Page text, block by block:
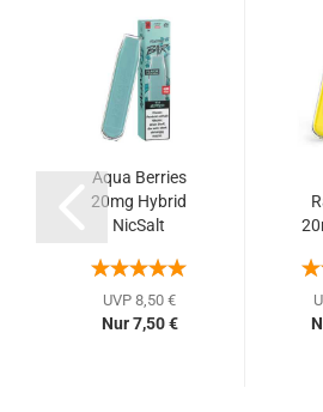
Aqua Berries
20mg Hybrid
NicSalt
UVP 8,50 €
Nur 7,50 €